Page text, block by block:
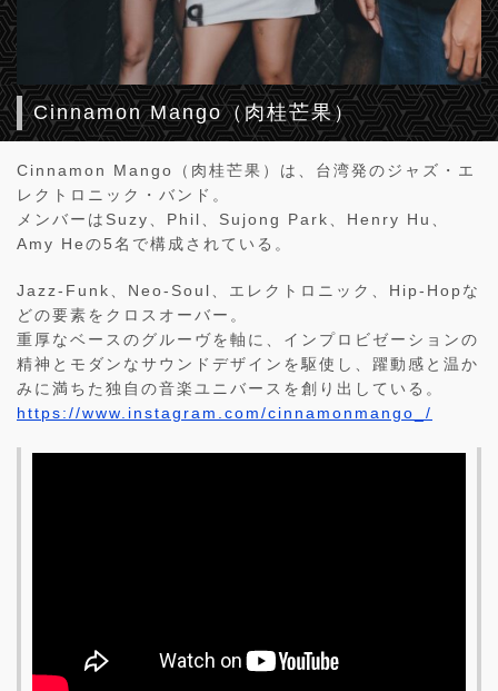
Cinnamon Mango（肉桂芒果）
Cinnamon Mango（肉桂芒果）は、台湾発のジャズ・エ
レクトロニック・バンド。
メンバーはSuzy、Phil、Sujong Park、Henry Hu、
Amy Heの5名で構成されている。
Jazz-Funk、Neo-Soul、エレクトロニック、Hip-Hopな
どの要素をクロスオーバー。
重厚なベースのグルーヴを軸に、インプロビゼーションの
精神とモダンなサウンドデザインを駆使し、躍動感と温か
みに満ちた独自の音楽ユニバースを創り出している。
https://www.instagram.com/cinnamonmango_/